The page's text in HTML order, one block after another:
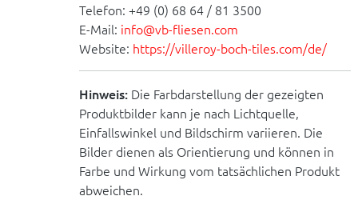
Telefon: +49 (0) 68 64 / 81 3500
E-Mail: info@vb-fliesen.com
Website: https://villeroy-boch-tiles.com/de/
Hinweis: Die Farbdarstellung der gezeigten
Produktbilder kann je nach Lichtquelle,
Einfallswinkel und Bildschirm variieren. Die
Bilder dienen als Orientierung und können in
Farbe und Wirkung vom tatsächlichen Produkt
abweichen.